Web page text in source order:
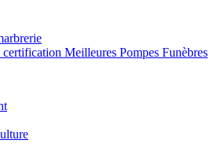
Meilleures Pompes Funèbres